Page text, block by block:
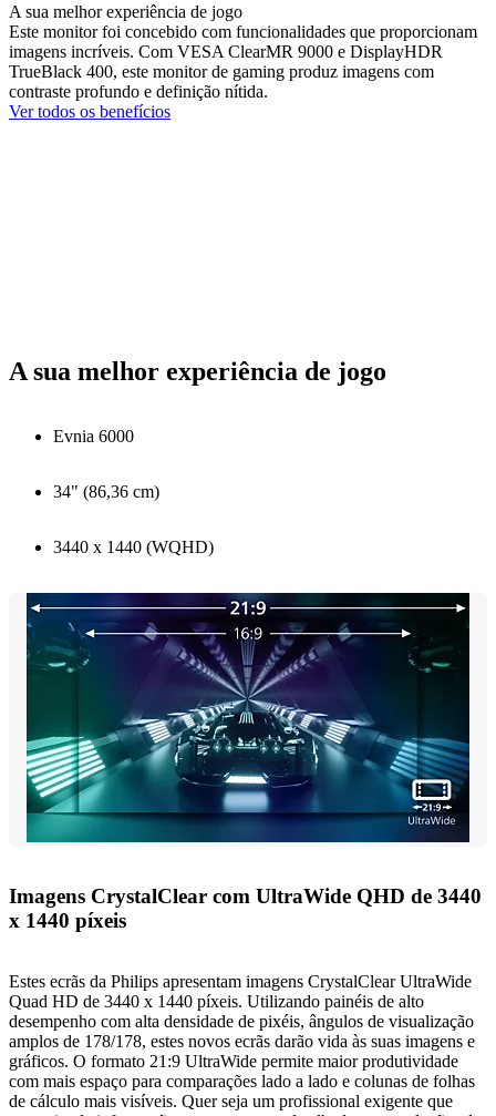
A sua melhor experiência de jogo
Este monitor foi concebido com funcionalidades que proporcionam
imagens incríveis. Com VESA ClearMR 9000 e DisplayHDR
TrueBlack 400, este monitor de gaming produz imagens com
contraste profundo e definição nítida.
Ver todos os benefícios
A sua melhor experiência de jogo
Evnia 6000
34" (86,36 cm)
3440 x 1440 (WQHD)
Imagens CrystalClear com UltraWide QHD de 3440
x 1440 píxeis
Estes ecrãs da Philips apresentam imagens CrystalClear UltraWide
Quad HD de 3440 x 1440 píxeis. Utilizando painéis de alto
desempenho com alta densidade de pixéis, ângulos de visualização
amplos de 178/178, estes novos ecrãs darão vida às suas imagens e
gráficos. O formato 21:9 UltraWide permite maior produtividade
com mais espaço para comparações lado a lado e colunas de folhas
de cálculo mais visíveis. Quer seja um profissional exigente que